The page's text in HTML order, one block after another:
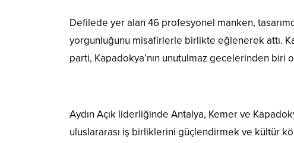
Defilede yer alan 46 profesyonel manken,
yorgunluğunu misafirlerle birlikte eğlenerek attı.
parti, Kapadokya’nın unutulmaz gecelerinden biri
Aydın Açık liderliğinde Antalya, Kemer ve
uluslararası iş birliklerini güçlendirmek ve kültür